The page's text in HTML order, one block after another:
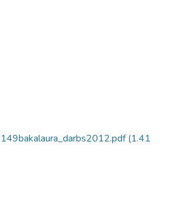
(1.41